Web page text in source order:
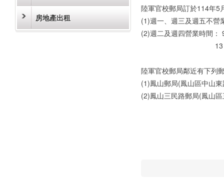
房地產出租
陸軍官校郵局訂於114年5
(1)週一、週三及週五不營
(2)週二及週四營業時間：
13：40至
陸軍官校郵局鄰近有下列
(1)鳳山郵局(鳳山區中山
(2)鳳山三民路郵局(鳳山